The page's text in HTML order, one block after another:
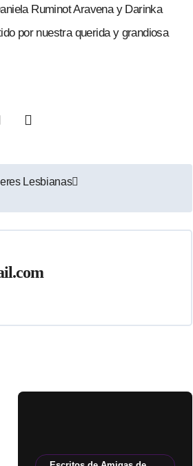
Ruminot Aravena y Darinka
por nuestra querida y grandiosa
Lesbianas